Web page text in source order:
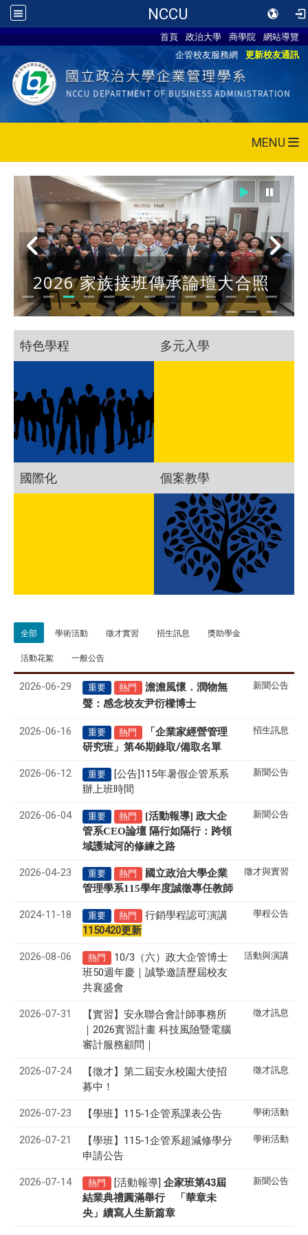
NCCU
首頁 政治大學 商學院
網站導覽
企管校友服務網
更新校友通訊
MENU
2026 家族接班傳承論壇大合照
特色學程 多元入學
國際化 個案教學
全部 學術活動 徵才實習 招生訊息 獎助學金
活動花絮 一般公告
2026-06-29 重要 熱門
澹澹風懷．潤物無
聲 ： 感念校友尹衍樑博士
新聞公告
2026-06-16 重要 熱門
「企業家經營管理
研究班」第46期錄取/備取名單
招生訊息
2026-06-12 重要
[公告]115年暑假企管系系
辦上班時間
新聞公告
2026-06-04 重要 熱門
[活動報導] 政大企
管系CEO論壇 隔行如隔行：跨領
域護城河的修練之路
新聞公告
2026-04-23 重要 熱門
國立政治大學企業
管理學系115學年度誠徵專任教師
徵才與實習
2024-11-18 重要 熱門
行銷學程認可演講
1150420更新
學程公告
2026-08-06 熱門
10/3（六）政大企管博士
班50週年慶｜誠摯邀請歷屆校友
共襄盛會
活動與演講
2026-07-31
【實習】安永聯合會計師事務所
｜2026實習計畫 科技風險暨電腦
審計服務顧問｜
徵才訊息
2026-07-24 【徵才】 第二屆安永校園大使招
募中！
徵才訊息
2026-07-23 【學班】115-1企管系課表公告 學術活動
2026-07-21
【學班】115-1企管系超減修學分
申請公告
學術活動
2026-07-14 熱門 [活動報導] 企家班第43屆
結業典禮圓滿舉行 「華章未
央」續寫人生新篇章
新聞公告